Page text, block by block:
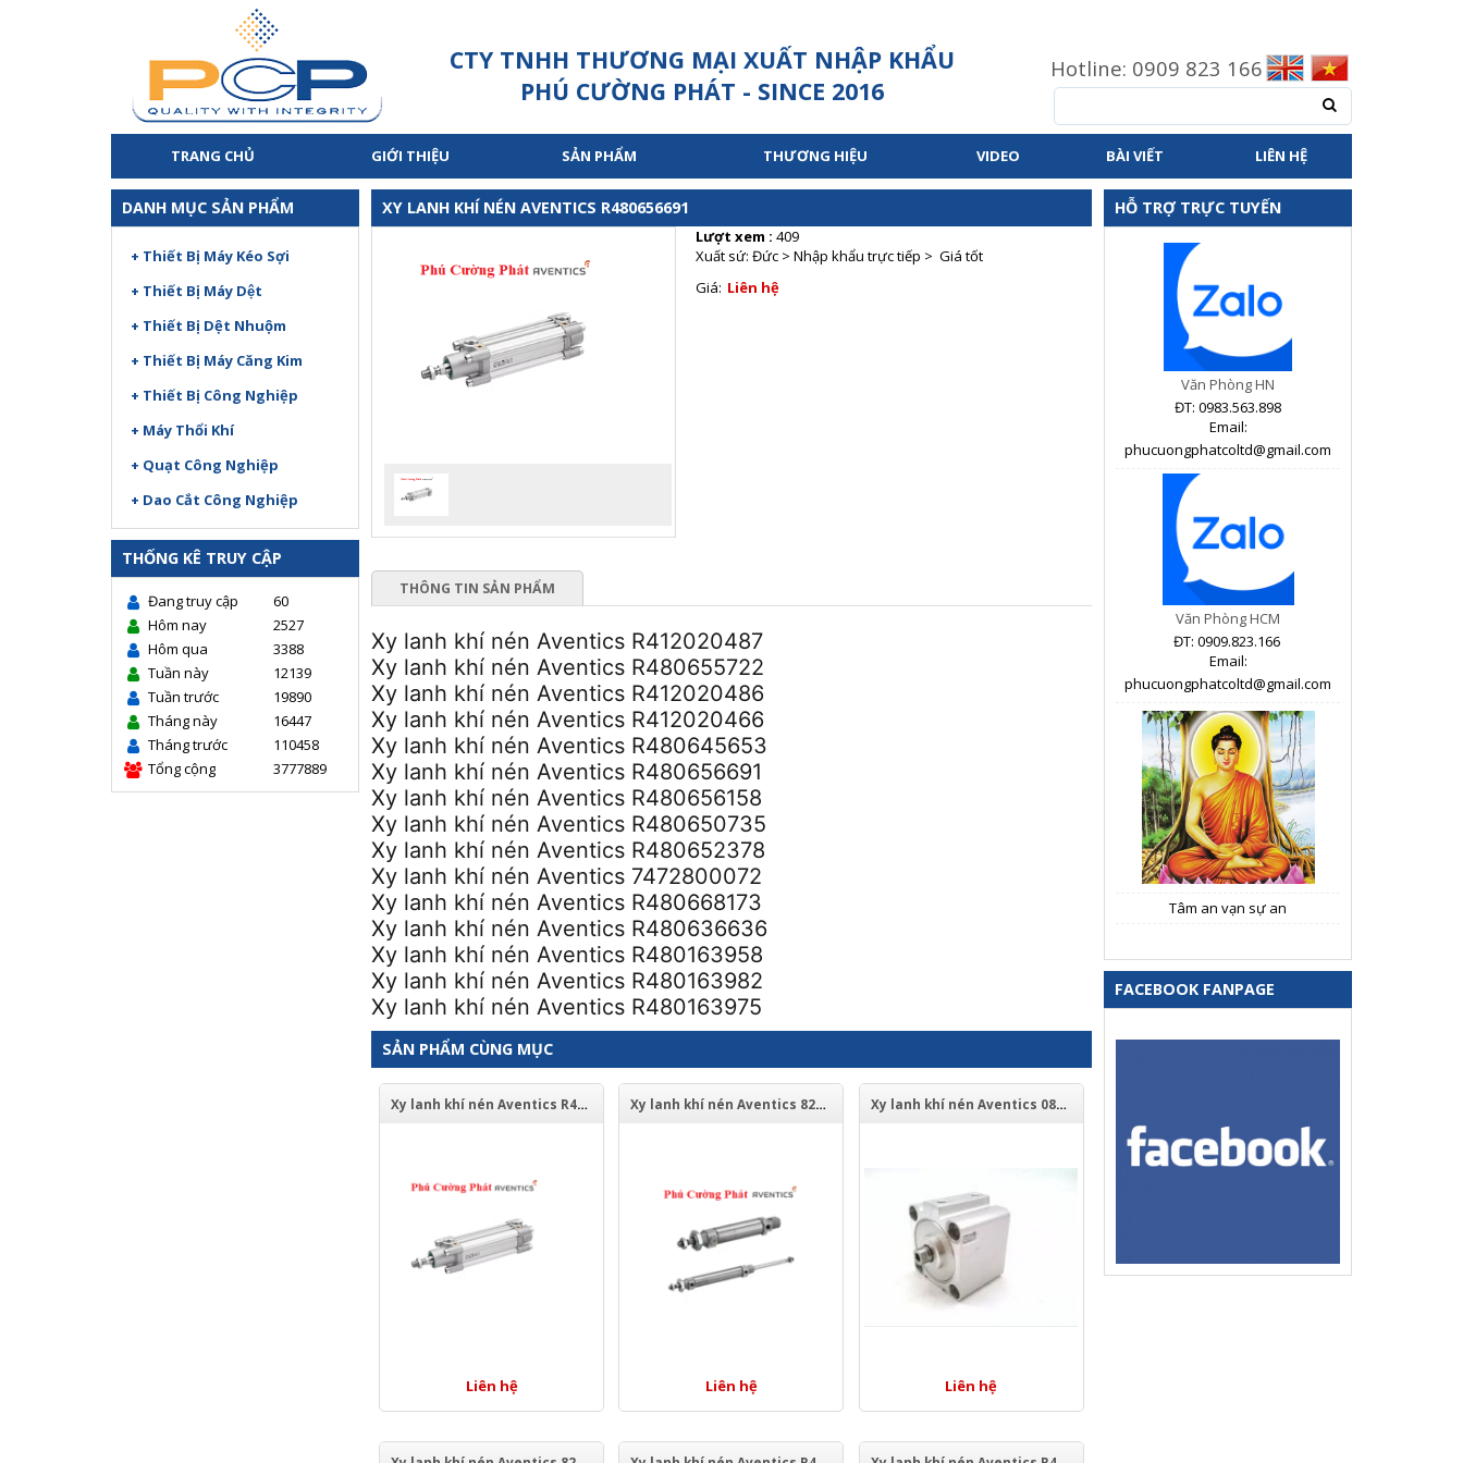
CTY TNHH THƯƠNG MẠI XUẤT NHẬP KHẨU
PHÚ CƯỜNG PHÁT - SINCE 2016
Hotline: 0909 823 166
TRANG CHỦ GIỚI THIỆU SẢN PHẨM THƯƠNG HIỆU VIDEO BÀI VIẾT LIÊN HỆ
DANH MỤC SẢN PHẨM
+ Thiết Bị Máy Kéo Sợi
+ Thiết Bị Máy Dệt
+ Thiết Bị Dệt Nhuộm
+ Thiết Bị Máy Căng Kim
+ Thiết Bị Công Nghiệp
+ Máy Thổi Khí
+ Quạt Công Nghiệp
+ Dao Cắt Công Nghiệp
THỐNG KÊ TRUY CẬP
Đang truy cập
60
Hôm nay
2527
Hôm qua
3388
Tuần này
12139
Tuần trước
19890
Tháng này
16447
Tháng trước
110458
Tổng cộng
3777889
XY LANH KHÍ NÉN AVENTICS R480656691
Lượt xem : 409
Xuất sứ: Đức > Nhập khẩu trực tiếp > Giá tốt
Giá: Liên hệ
THÔNG TIN SẢN PHẨM
Xy lanh khí nén Aventics R412020487
Xy lanh khí nén Aventics R480655722
Xy lanh khí nén Aventics R412020486
Xy lanh khí nén Aventics R412020466
Xy lanh khí nén Aventics R480645653
Xy lanh khí nén Aventics R480656691
Xy lanh khí nén Aventics R480656158
Xy lanh khí nén Aventics R480650735
Xy lanh khí nén Aventics R480652378
Xy lanh khí nén Aventics 7472800072
Xy lanh khí nén Aventics R480668173
Xy lanh khí nén Aventics R480636636
Xy lanh khí nén Aventics R480163958
Xy lanh khí nén Aventics R480163982
Xy lanh khí nén Aventics R480163975
SẢN PHẨM CÙNG MỤC
Xy lanh khí nén Aventics R480637993
Liên hệ
Xy lanh khí nén Aventics 822240098
Liên hệ
Xy lanh khí nén Aventics 0822010418
Liên hệ
HỖ TRỢ TRỰC TUYẾN
Văn Phòng HN
ĐT: 0983.563.898
Email:
phucuongphatcoltd@gmail.com
Văn Phòng HCM
ĐT: 0909.823.166
Email:
phucuongphatcoltd@gmail.com
Tâm an vạn sự an
FACEBOOK FANPAGE